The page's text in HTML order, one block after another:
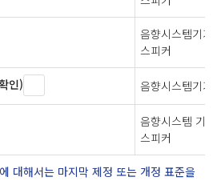
음향시스템기
스피커
인) 음향시스템기
음향시스템 기
스피커
대해서는 마지막 제정 또는 개정 표준을